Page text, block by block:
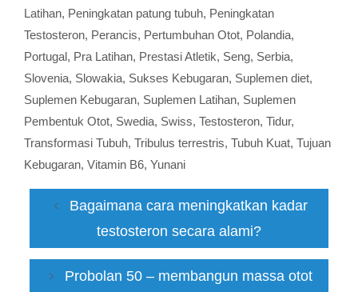
Latihan, Peningkatan patung tubuh, Peningkatan
Testosteron, Perancis, Pertumbuhan Otot, Polandia,
Portugal, Pra Latihan, Prestasi Atletik, Seng, Serbia,
Slovenia, Slowakia, Sukses Kebugaran, Suplemen diet,
Suplemen Kebugaran, Suplemen Latihan, Suplemen
Pembentuk Otot, Swedia, Swiss, Testosteron, Tidur,
Transformasi Tubuh, Tribulus terrestris, Tubuh Kuat, Tujuan
Kebugaran, Vitamin B6, Yunani
Bagaimana cara meningkatkan kadar
testosteron secara alami?
Probolan 50 – membangun massa otot